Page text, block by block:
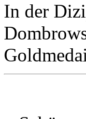
In der